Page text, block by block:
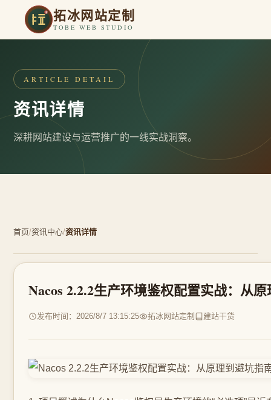
拓冰网站定制
TOBE WEB STUDIO
ARTICLE DETAIL
资讯详情
深耕网站建设与运营推广的一线实战洞察。
首页/资讯中心/资讯详情
Nacos 2.2.2生产环境鉴权配置实战：从
发布时间：2026/8/7 13:15:25 拓冰网站定制 建站干货